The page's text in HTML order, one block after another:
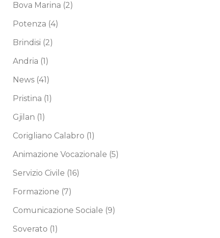
Bova Marina (2)
Potenza (4)
Brindisi (2)
Andria (1)
News (41)
Pristina (1)
Gjilan (1)
Corigliano Calabro (1)
Animazione Vocazionale (5)
Servizio Civile (16)
Formazione (7)
Comunicazione Sociale (9)
Soverato (1)